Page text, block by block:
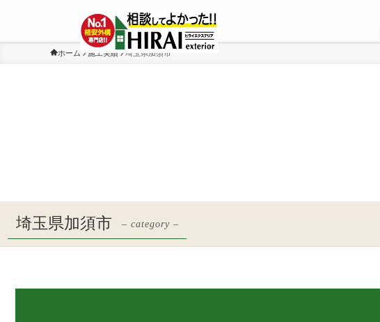
ホーム 施工実績 埼玉県加須市
埼玉県加須市 – category –